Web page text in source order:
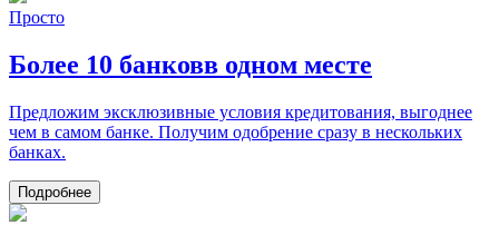
Просто
Более 10 банковв одном месте
Предложим эксклюзивные условия кредитования, выгоднее
чем в самом банке. Получим одобрение сразу в нескольких
банках.
Подробнее